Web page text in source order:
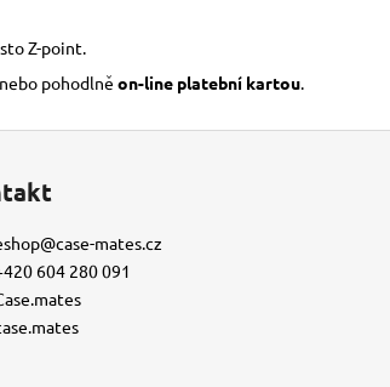
Z-point.
pohodlně on-line platební kartou.
@case-mates.cz
604 280 091